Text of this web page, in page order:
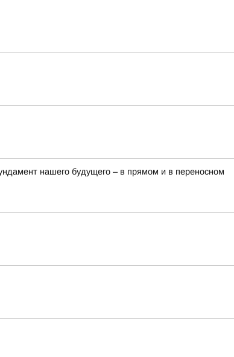
нашего будущего – в прямом и в переносном